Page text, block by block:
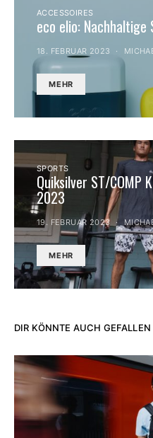
ACCESSOIRES
eco elio: Nachhaltige
18. FEBRUAR 2023
MEHR
SPORTS
Quiksilver ST/COMP
2023
19. FEBRUAR 2023
MEHR
DIR KÖNNTE AUCH GEFALLEN